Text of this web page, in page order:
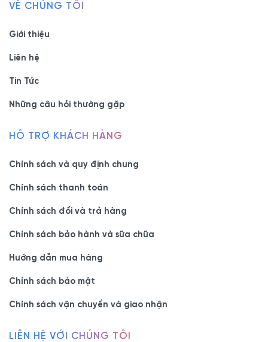
VỀ CHÚNG TÔI
Giới thiệu
Liên hệ
Tin Tức
Những câu hỏi thường gặp
HỖ TRỢ KHÁCH HÀNG
Chính sách và quy định chung
Chính sách thanh toán
Chính sách đổi và trả hàng
Chính sách bảo hành và sữa chữa
Hướng dẫn mua hàng
Chính sách bảo mật
Chính sách vận chuyển và giao nhận
LIÊN HỆ VỚI CHÚNG TÔI